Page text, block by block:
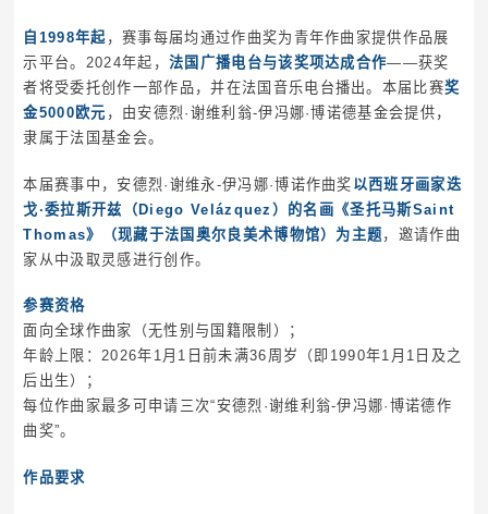
自1998年起 ，赛事每届均通过作曲奖为青年作曲家提供作品展
示平台。2024年起， 法国广播电台与该奖项达成合作——获奖
者将受委托创作一部作品，并在法国音乐电台播出。本届比赛奖
金5000欧元 ，由安德烈·谢维利翁-伊冯娜·博诺德基金会提供，
隶属于法国基金会。
本届赛事中，安德烈·谢维永-伊冯娜·博诺作曲奖 以西班牙画家迭
戈·委拉斯开兹（Diego Velázquez）的名画《圣托马斯Saint
Thomas》（现藏于法国奥尔良美术博物馆）为主题 ，邀请作曲
家从中汲取灵感进行创作。
参赛资格
面向全球作曲家（无性别与国籍限制）；
年龄上限：2026年1月1日前未满36周岁（即1990年1月1日及之
后出生）；
每位作曲家最多可申请三次“安德烈·谢维利翁-伊冯娜·博诺德作
曲奖”。
作品要求